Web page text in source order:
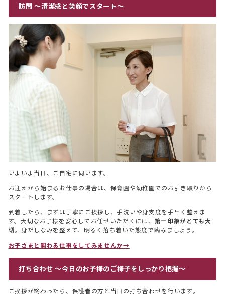
訪問 〜清潔感と笑顔でスタート〜
いよいよ当日、ご自宅に伺います。
お迎えから始まるお仕事の場合は、保育園や幼稚園でのお引き取りから
スタートします。
到着したら、まずは丁寧にご挨拶し、手洗いや身支度を手早く整えま
す。大切なお子様を安心してお任せいただくには、 第一印象がとても大
切。身だしなみを整えて、明るく落ち着いた態度で臨みましょう。
お子さまと関わる仕事をしてみませんか→
打ち合わせ 〜今日のお子様のご様子をしっかり把握〜
ご挨拶が終わったら、保護者の方と当日の打ち合わせを行います。